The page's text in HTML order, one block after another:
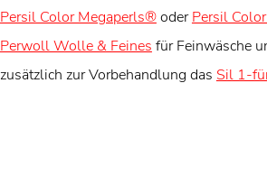
Persil Color Megaperls®oderPersil
Perwoll Wolle & Feines für Feinwäsche
zusätzlich zur Vorbehandlung das Sil 1-